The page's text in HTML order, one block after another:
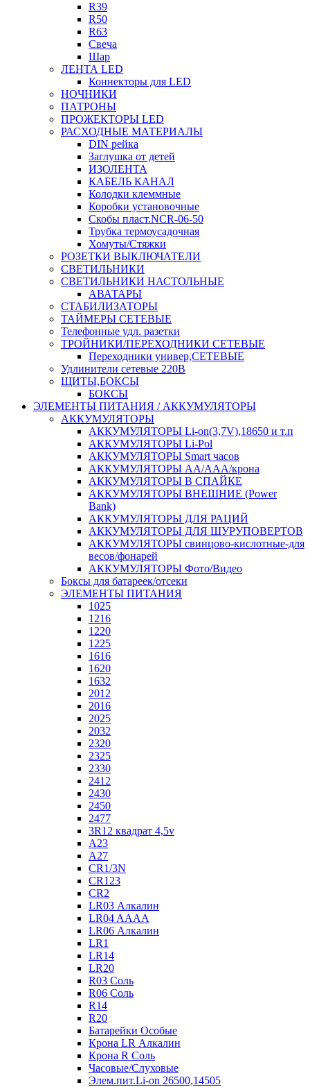
R39
R50
R63
Свеча
Шар
ЛЕНТА LED
Коннекторы для LED
НОЧНИКИ
ПАТРОНЫ
ПРОЖЕКТОРЫ LED
РАСХОДНЫЕ МАТЕРИАЛЫ
DIN рейка
Заглушка от детей
ИЗОЛЕНТА
КАБЕЛЬ КАНАЛ
Колодки клеммные
Коробки установочные
Скобы пласт.NCR-06-50
Трубка термоусадочная
Хомуты/Стяжки
РОЗЕТКИ ВЫКЛЮЧАТЕЛИ
СВЕТИЛЬНИКИ
СВЕТИЛЬНИКИ НАСТОЛЬНЫЕ
АВАТАРЫ
СТАБИЛИЗАТОРЫ
ТАЙМЕРЫ СЕТЕВЫЕ
Телефонные удл. разетки
ТРОЙНИКИ/ПЕРЕХОДНИКИ СЕТЕВЫЕ
Переходники универ,СЕТЕВЫЕ
Удлинители сетевые 220В
ЩИТЫ,БОКСЫ
БОКСЫ
ЭЛЕМЕНТЫ ПИТАНИЯ / АККУМУЛЯТОРЫ
АККУМУЛЯТОРЫ
АККУМУЛЯТОРЫ Li-on(3,7V),18650 и т.п
АККУМУЛЯТОРЫ Li-Pol
АККУМУЛЯТОРЫ Smart часов
АККУМУЛЯТОРЫ АА/ААА/крона
АККУМУЛЯТОРЫ В СПАЙКЕ
АККУМУЛЯТОРЫ ВНЕШНИЕ (Power
Bank)
АККУМУЛЯТОРЫ ДЛЯ РАЦИЙ
АККУМУЛЯТОРЫ ДЛЯ ШУРУПОВЕРТОВ
АККУМУЛЯТОРЫ свинцово-кислотные-для
весов/фонарей
АККУМУЛЯТОРЫ Фото/Видео
Боксы для батареек/отсеки
ЭЛЕМЕНТЫ ПИТАНИЯ
1025
1216
1220
1225
1616
1620
1632
2012
2016
2025
2032
2320
2325
2330
2412
2430
2450
2477
3R12 квадрат 4,5v
A23
A27
CR1/3N
CR123
CR2
LR03 Алкалин
LR04 AAAA
LR06 Алкалин
LR1
LR14
LR20
R03 Соль
R06 Соль
R14
R20
Батарейки Особые
Крона LR Алкалин
Крона R Соль
Часовые/Слуховые
Элем.пит.Li-on 26500,14505